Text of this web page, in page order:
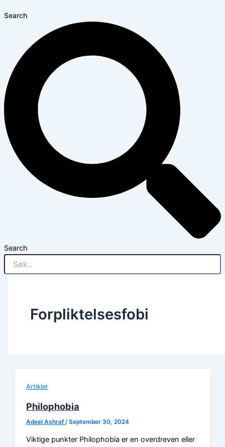
Search
Search
Forpliktelsesfobi
Artikler
Philophobia
Adeel Ashraf /September 30, 2024
Viktige punkter Philophobia er en overdreven eller